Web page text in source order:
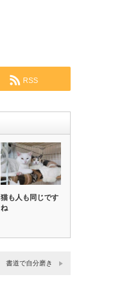
RSS
猫も人も同じです
ね
書道で自分磨き